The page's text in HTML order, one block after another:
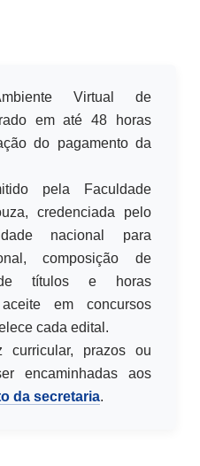
Virtual de
em até 48 horas
do pagamento da
pela Faculdade
credenciada pelo
nacional para
composição de
títulos e horas
em concursos
cada edital.
curricular, prazos ou
encaminhadas aos
da secretaria.